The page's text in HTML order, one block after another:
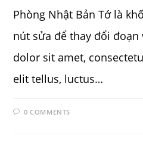
Phòng Nhật Bản Tớ là
nút sửa để thay đổi
dolor sit amet,
elit tellus, luctus…
0 COMMENTS